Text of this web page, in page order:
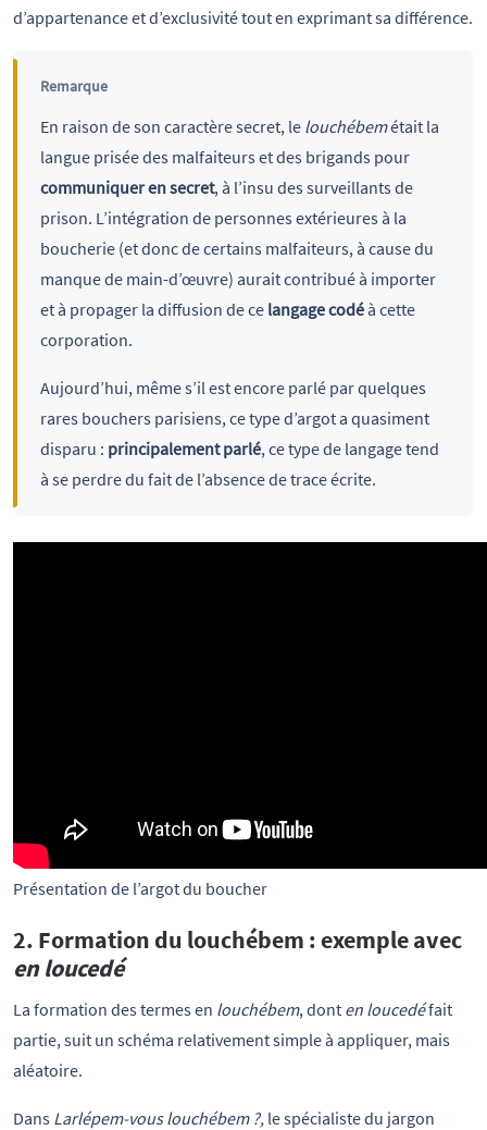
d’appartenance et d’exclusivité tout en exprimant sa différence.
Remarque
En raison de son caractère secret, le louchébemétait la
langue prisée des malfaiteurs et des brigands pour
communiquer en secret, à l’insu des surveillants de
prison. L’intégration de personnes extérieures à la
boucherie (et donc de certains malfaiteurs, à cause du
manque de main-d’œuvre) aurait contribué à importer
et à propager la diffusion de ce langage codéà cette
corporation.
Aujourd’hui, même s’il est encore parlé par quelques
rares bouchers parisiens, ce type d’argot a quasiment
disparu : principalement parlé, ce type de langage tend
à se perdre du fait de l’absence de trace écrite.
Présentation de l’argot du boucher
2. Formation du louchébem : exemple avec
en loucedé
La formation des termes en louchébem, dont en loucedéfait
partie, suit un schéma relativement simple à appliquer, mais
aléatoire.
Dans Larlépem-vous louchébem ?, lespécialiste du jargon